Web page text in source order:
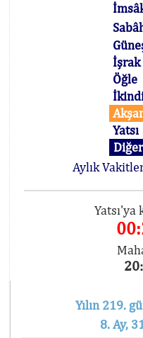
İşrak
Öğle
Yatsı
Aylık
Yatsı'ya
Yılın 219.
8. Ay,